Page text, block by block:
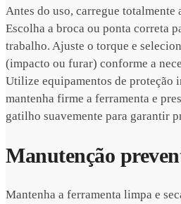
Antes do uso, carregue totalmente
Escolha a broca ou ponta correta
trabalho. Ajuste o torque e
(impacto ou furar) conforme a
Utilize equipamentos de proteção
mantenha firme a ferramenta e
gatilho suavemente para garantir
Manutenção
Mantenha a ferramenta limpa e